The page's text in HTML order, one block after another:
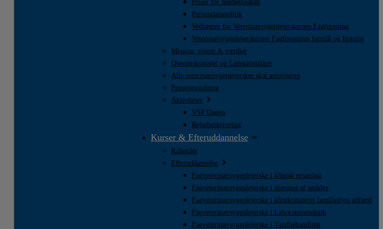
Priser for medlemsskab
Persondatapolitik
Vedtægter for Veterinærsygeplejerskernes Fagforening
Veterinærsygeplejerskernes Fagforenings formål og historie
Mission, vision & værdier
Overenskomster og Lønstatistikker
Alle veterinærsygeplejersker skal autoriseres
Pensionsordning
Aktiviteter
VSP Dagen
Rejsebeskrivelser
Kurser & Efteruddannelse
Kalender
Efteruddannelse
Fagveterinærsygeplejerske i klinisk ernæring
Fagveterinærsygeplejerske i anæstesi af smådyr
Fagveterinærsygeplejerske i klinikrelateret familiedyrs adfærd
Fagveterinærsygeplejerske i Laboratorieteknik
Fagveterinærsygeplejerske i Tandbehandling